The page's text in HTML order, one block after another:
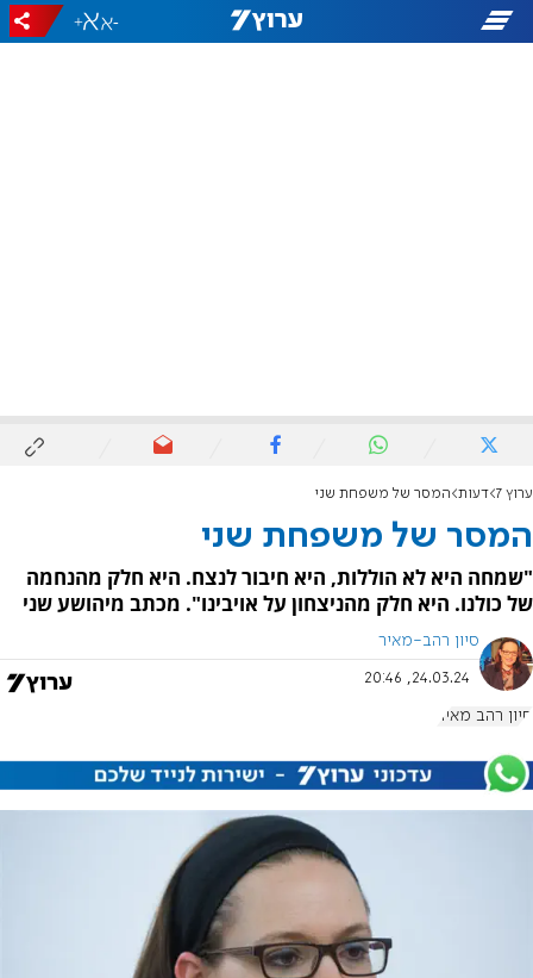
-
+
ערוץ 7 דעות המסר של משפחת שני
המסר של משפחת שני
"שמחה היא לא הוללות, היא חיבור לנצח. היא חלק מהנחמה
של כולנו. היא חלק מהניצחון על אויבינו". מכתב מיהושע שני
סיון רהב-מאיר
24.03.24, 20:46
סיון רהב מאיר